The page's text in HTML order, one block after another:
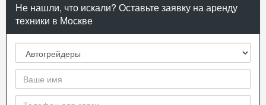
Не нашли, что искали? Оставьте заявку на аренду
техники в Москве